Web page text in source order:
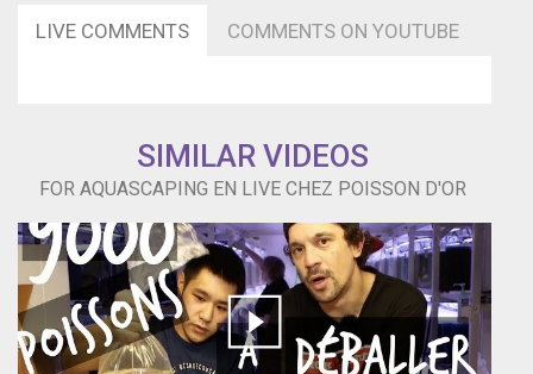
LIVE COMMENTS COMMENTS ON YOUTUBE
SIMILAR VIDEOS
FOR AQUASCAPING EN LIVE CHEZ POISSON D'OR